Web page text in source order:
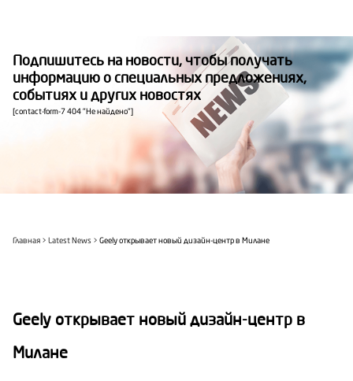
Подпишитесь на новости, чтобы получать
информацию о специальных предложениях,
событиях и других новостях
[contact-form-7 404 "Не найдено"]
Главная Latest News Geely открывает новый дизайн-центр в Милане
Geely открывает новый дизайн-центр в
Милане